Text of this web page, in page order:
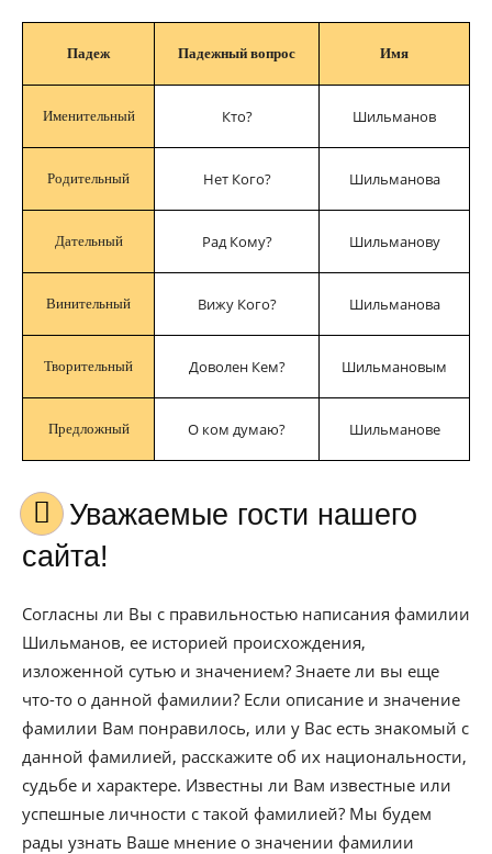
Падеж Падежный вопрос Имя
Именительный Кто? Шильманов
Родительный Нет Кого? Шильманова
Дательный Рад Кому? Шильманову
Винительный Вижу Кого? Шильманова
Творительный Доволен Кем? Шильмановым
Предложный О ком думаю? Шильманове
Уважаемые гости нашего
сайта!
Согласны ли Вы с правильностью написания фамилии
Шильманов, ее историей происхождения,
изложенной сутью и значением? Знаете ли вы еще
что-то о данной фамилии? Если описание и значение
фамилии Вам понравилось, или у Вас есть знакомый с
данной фамилией, расскажите об их национальности,
судьбе и характере. Известны ли Вам известные или
успешные личности с такой фамилией? Мы будем
рады узнать Ваше мнение о значении фамилии